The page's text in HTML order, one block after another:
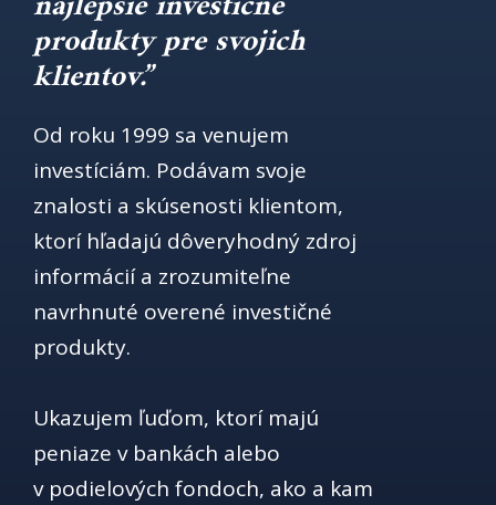
produkty pre svojich
klientov.”
Od roku 1999 sa venujem
investíciám. Podávam svoje
znalosti a skúsenosti klientom,
ktorí hľadajú dôveryhodný zdroj
informácií a zrozumiteľne
navrhnuté overené investičné
produkty.
Ukazujem ľuďom, ktorí majú
peniaze v bankách alebo
v podielových fondoch, ako a kam